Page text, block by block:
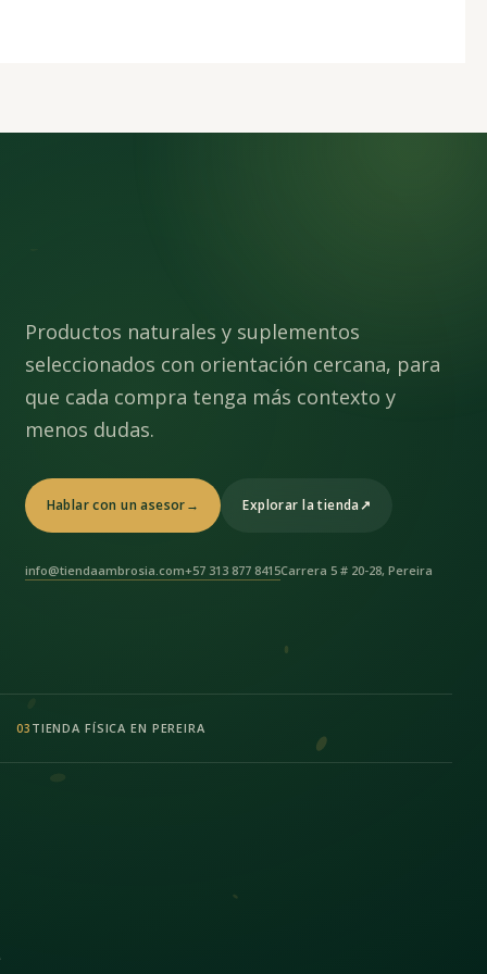
Productos naturales y suplementos
seleccionados con orientación cercana, para
que cada compra tenga más contexto y
menos dudas.
Hablar con un asesor→ Explorar la tienda↗
info@tiendaambrosia.com+57 313 877 8415Carrera 5 # 20-28, Pereira
03 TIENDA FÍSICA EN PEREIRA